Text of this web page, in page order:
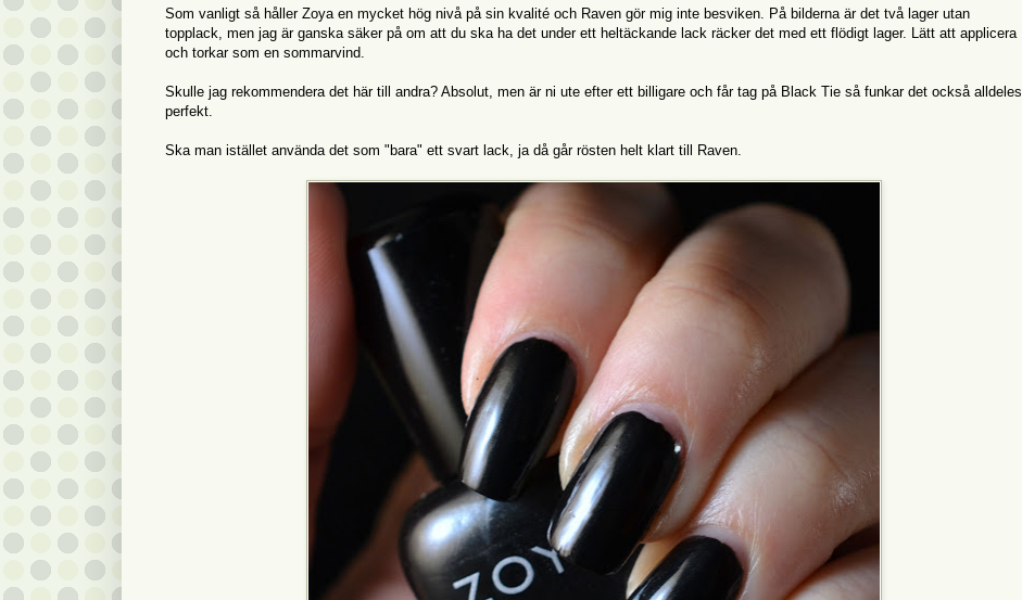
Som vanligt så håller Zoya en mycket hög nivå på sin kvalité och Raven gör mig inte besviken. På bilderna är det två lager utan
topplack, men jag är ganska säker på om att du ska ha det under ett heltäckande lack räcker det med ett flödigt lager. Lätt att applicera
och torkar som en sommarvind.
Skulle jag rekommendera det här till andra? Absolut, men är ni ute efter ett billigare och får tag på Black Tie så funkar det också alldeles
perfekt.
Ska man istället använda det som "bara" ett svart lack, ja då går rösten helt klart till Raven.